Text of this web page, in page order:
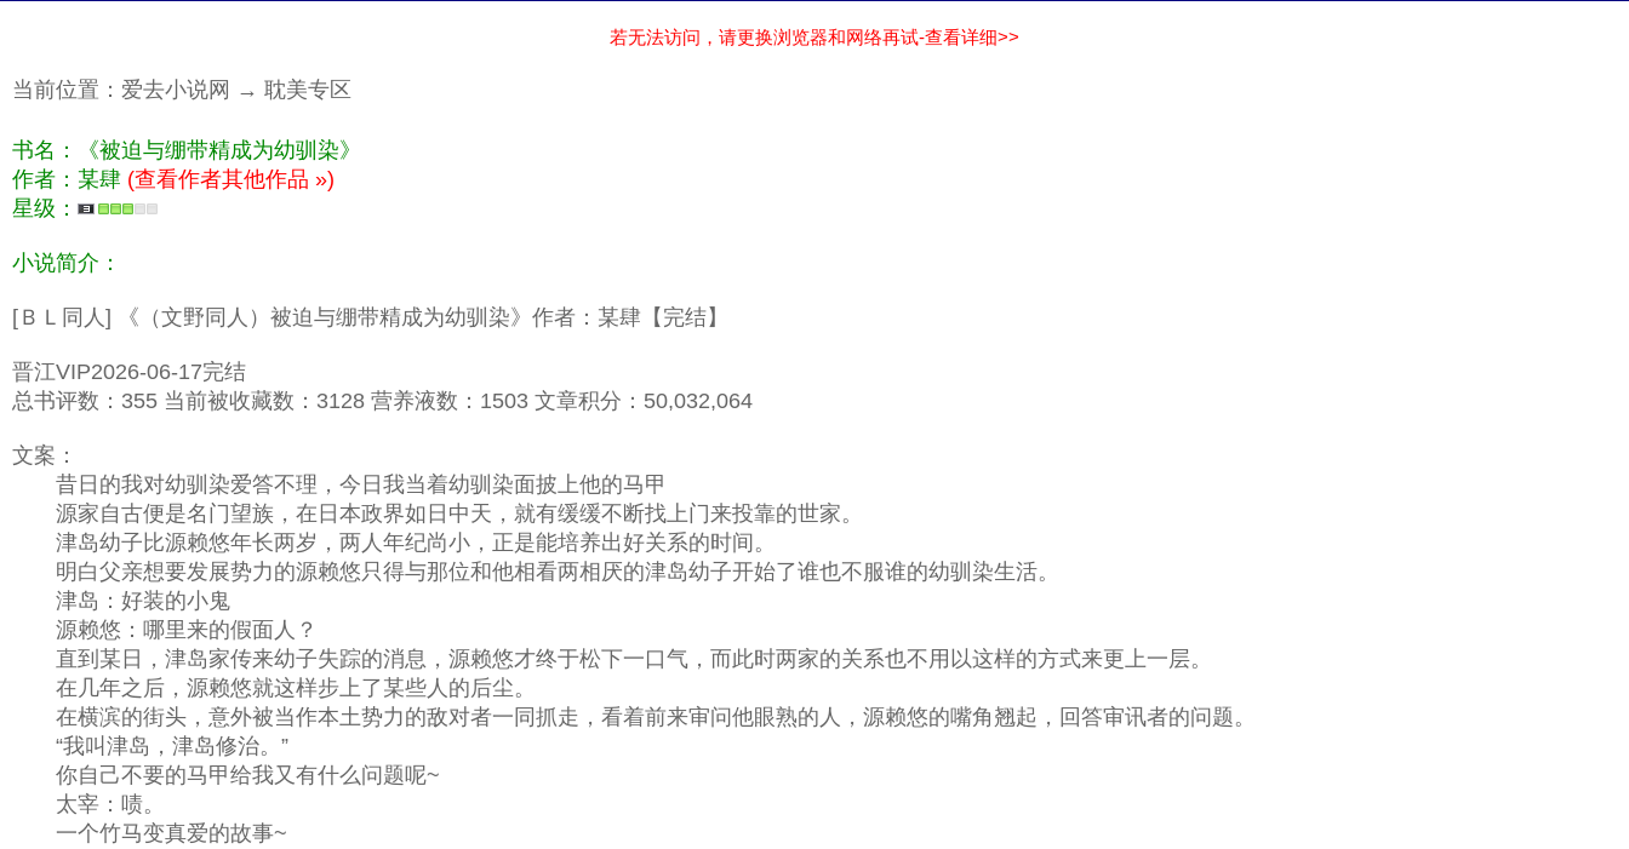
若无法访问，请更换浏览器和网络再试-查看详细>>
当前位置： 爱去小说网 → 耽美专区
书名：《被迫与绷带精成为幼驯染》
作者：某肆 (查看作者其他作品 »)
星级：
小说简介：
[ＢＬ同人] 《（文野同人）被迫与绷带精成为幼驯染》作者：某肆【完结】
晋江VIP2026-06-17完结
总书评数：355 当前被收藏数：3128 营养液数：1503 文章积分：50,032,064
文案：
昔日的我对幼驯染爱答不理，今日我当着幼驯染面披上他的马甲
源家自古便是名门望族，在日本政界如日中天，就有缓缓不断找上门来投靠的世家。
津岛幼子比源赖悠年长两岁，两人年纪尚小，正是能培养出好关系的时间。
明白父亲想要发展势力的源赖悠只得与那位和他相看两相厌的津岛幼子开始了谁也不服谁的幼驯染生活。
津岛：好装的小鬼
源赖悠：哪里来的假面人？
直到某日，津岛家传来幼子失踪的消息，源赖悠才终于松下一口气，而此时两家的关系也不用以这样的方式来更上一层。
在几年之后，源赖悠就这样步上了某些人的后尘。
在横滨的街头，意外被当作本土势力的敌对者一同抓走，看着前来审问他眼熟的人，源赖悠的嘴角翘起，回答审讯者的问题。
“我叫津岛，津岛修治。”
你自己不要的马甲给我又有什么问题呢~
太宰：啧。
一个竹马变真爱的故事~